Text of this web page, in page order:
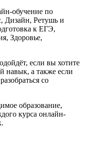
обучение по
Дизайн, Ретушь и
к ЕГЭ,
Здоровье,
если вы хотите
навык, а также если
со
образование,
курса онлайн-